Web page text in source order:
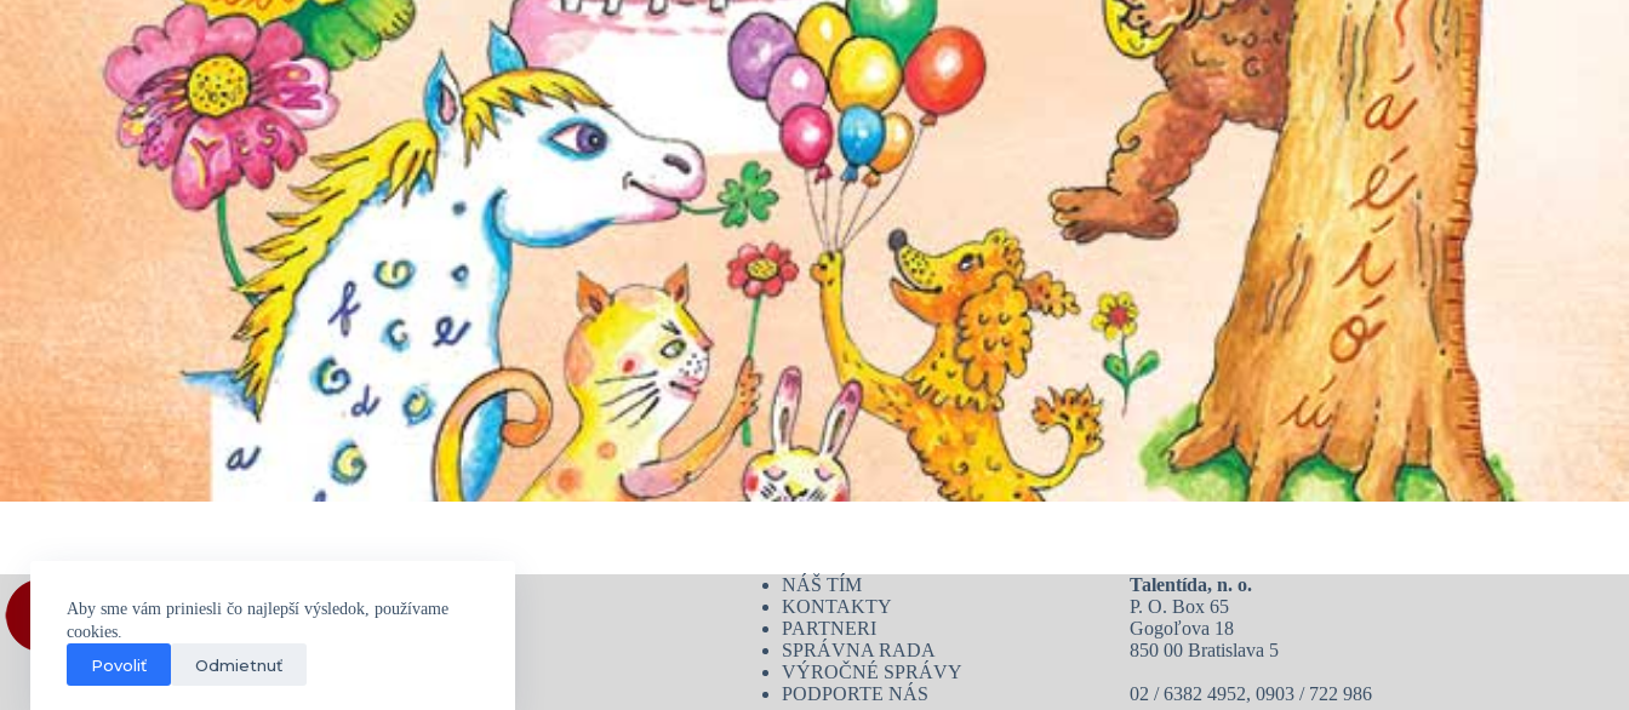
Aby sme vám priniesli čo najlepší výsledok, používame
cookies.
Povoliť Odmietnuť
NÁŠ TÍM
KONTAKTY
PARTNERI
SPRÁVNA RADA
VÝROČNÉ SPRÁVY
PODPORTE NÁS
Talentída, n. o.
P. O. Box 65
Gogoľova 18
850 00 Bratislava 5
02 / 6382 4952, 0903 / 722 986